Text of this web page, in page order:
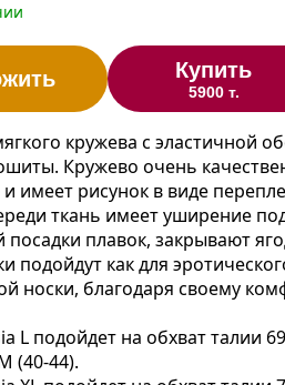
Купить
5900 т.
кружева с эластичной
Кружево очень
имеет рисунок в виде
ткань имеет уширение
посадки плавок, закрывают
подойдут как для
носки, благодаря своему
L подойдет на обхват талии
(40-44).